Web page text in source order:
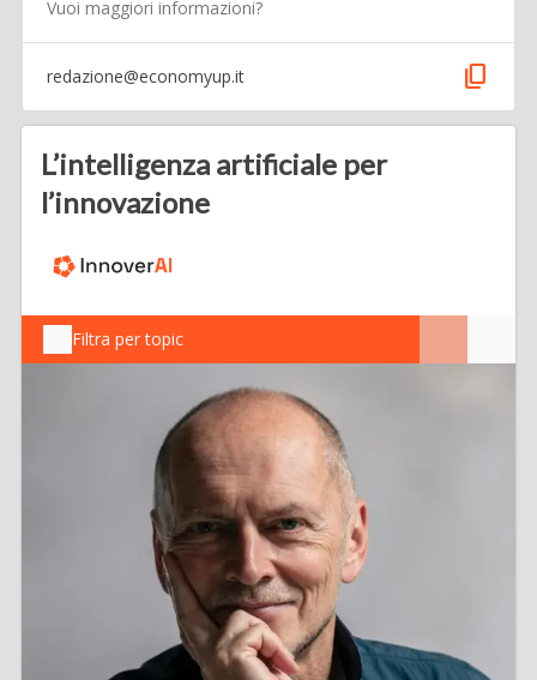
Vuoi maggiori informazioni?
redazione@economyup.it content_copy
L’intelligenza artificiale per
l’innovazione
Filtra per topic